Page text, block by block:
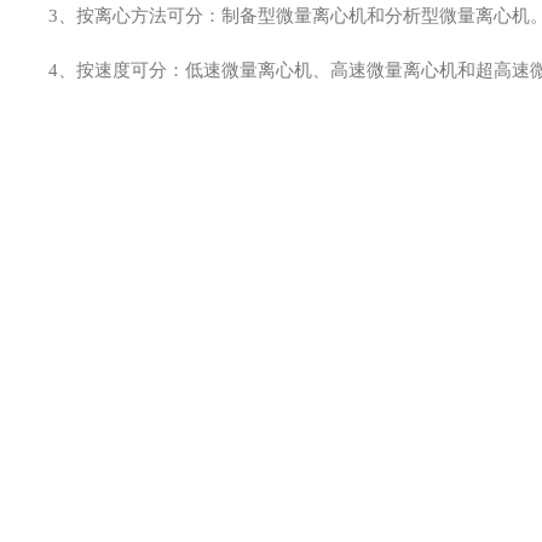
3 、按离心方法可分：制备型微量离心机和分析型微量离心机。
4 、按速度可分：低速微量离心机、高速微量离心机和超高速